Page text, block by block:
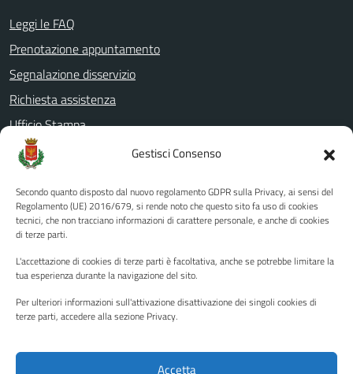
Gestisci Consenso
Secondo quanto disposto dal nuovo regolamento GDPR sulla Privacy, ai sensi del
Regolamento (UE) 2016/679, si rende noto che questo sito fa uso di cookies
tecnici, che non tracciano informazioni di carattere personale, e anche di cookies
di terze parti.
L'accettazione di cookies di terze parti è facoltativa, anche se potrebbe limitare la
tua esperienza durante la navigazione del sito.
Per ulteriori informazioni sull'attivazione disattivazione dei singoli cookies di
terze parti, accedere alla sezione Privacy.
Accetta
Leggi le FAQ
Prenotazione appuntamento
Segnalazione disservizio
Richiesta assistenza
Ufficio Stampa
Amministrazione Trasparente
Albo pretorio
Informativa privacy
Note legali
Piano di miglioramento del sito
Instagram